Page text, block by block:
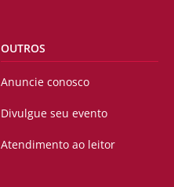
OUTROS
Anuncie conosco
Divulgue seu evento
Atendimento ao leitor